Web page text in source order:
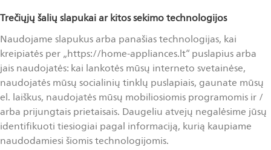
Trečiųjų šalių slapukai ar kitossekimo technologijos
Naudojame slapukus arba panašias technologijas, kai
kreipiatės per „https://home-appliances.lt“ puslapius arba
jais naudojatės: kai lankotės mūsų interneto svetainėse,
naudojatės mūsų socialinių tinklų puslapiais, gaunate mūsų
el. laiškus, naudojatės mūsų mobiliosiomis programomis ir /
arba prijungtais prietaisais. Daugeliu atvejų negalėsime jūsų
identifikuoti tiesiogiai pagal informaciją, kurią kaupiame
naudodamiesi šiomis technologijomis.